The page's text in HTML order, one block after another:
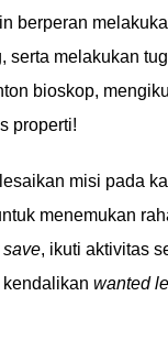
berperan
serta melakukan
bioskop,
properti!
misi pada
menemukan
, ikuti aktivitas
wanted